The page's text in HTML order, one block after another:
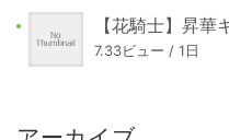
【花騎士】昇華
7.33ビュー / 1日